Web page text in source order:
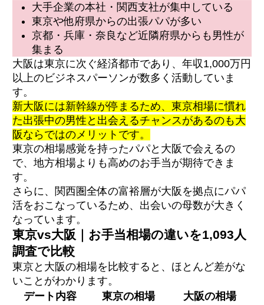
大手企業の本社・関西支社が集中している
東京や他府県からの出張パパが多い
京都・兵庫・奈良など近隣府県からも男性が
集まる
大阪は東京に次ぐ経済都市であり、年収1,000万円
以上のビジネスパーソンが数多く活動していま
す。
新大阪には新幹線が停まるため、東京相場に慣れ
た出張中の男性と出会えるチャンスがあるのも大
阪ならではのメリットです。
東京の相場感覚を持ったパパと大阪で会えるの
で、地方相場よりも高めのお手当が期待できま
す。
さらに、関西圏全体の富裕層が大阪を拠点にパパ
活をおこなっているため、出会いの母数が大きく
なっています。
東京vs大阪｜お手当相場の違いを1,093人
調査で比較
東京と大阪の相場を比較すると、ほとんど差がな
いことがわかります。
デート内容
東京の相場
大阪の相場